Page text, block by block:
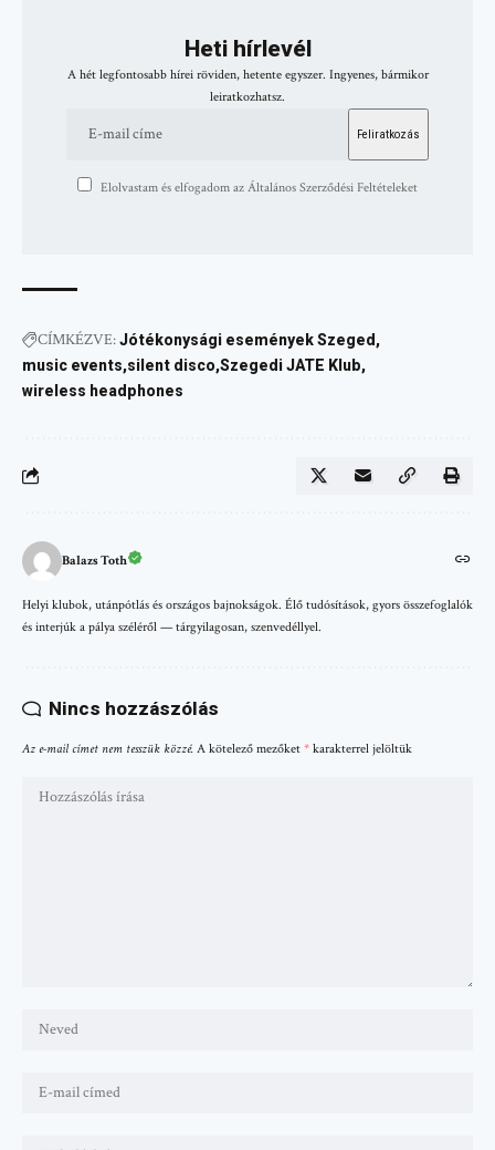
Heti hírlevél
A hét legfontosabb hírei röviden, hetente egyszer. Ingyenes, bármikor
leiratkozhatsz.
Elolvastam és elfogadom az Általános Szerződési Feltételeket
CÍMKÉZVE:Jótékonysági események Szeged
music events silent disco Szegedi JATE Klub
wireless headphones
Balazs Toth
Helyi klubok, utánpótlás és országos bajnokságok. Élő tudósítások, gyors összefoglalók
és interjúk a pálya széléről — tárgyilagosan, szenvedéllyel.
Nincs hozzászólás
Az e-mail címet nem tesszük közzé. A kötelező mezőket * karakterrel jelöltük